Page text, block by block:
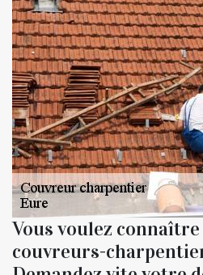
Vous voulez
couvreurs-